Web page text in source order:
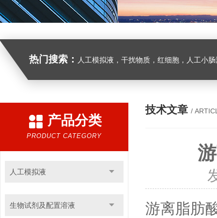
热门搜索： 人工模拟液，干扰物质，红细胞，人工小
产品分类
PRODUCT CATEGORY
人工模拟液
生物试剂及配置溶液
技术文章 /
游离脂肪